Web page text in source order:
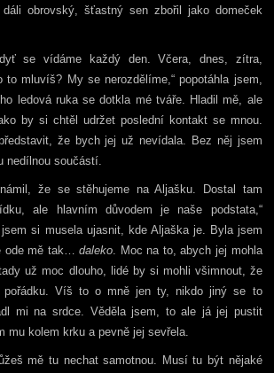
obrovský, šťastný sen zbořil jako domeček
se vídáme každý den. Včera, dnes, zítra,
mluvíš? My se nerozdělíme,“ popotáhla jsem,
ledová ruka se dotkla mé tváře. Hladil mě, ale
by si chtěl udržet poslední kontakt se mnou.
že bych jej už nevídala. Bez něj jsem
nedílnou součástí.
že se stěhujeme na Aljašku. Dostal tam
ale hlavním důvodem je naše podstata,“
si musela ujasnit, kde Aljaška je. Byla jsem
ode mě tak…daleko. Moc na to, abych jej mohla
už moc dlouho, lidé by si mohli všimnout, že
Víš to o mně jen ty, nikdo jiný se to
mi na srdce. Věděla jsem, to ale já jej pustit
mu kolem krku a pevně jej sevřela.
mě tu nechat samotnou. Musí tu být nějaké